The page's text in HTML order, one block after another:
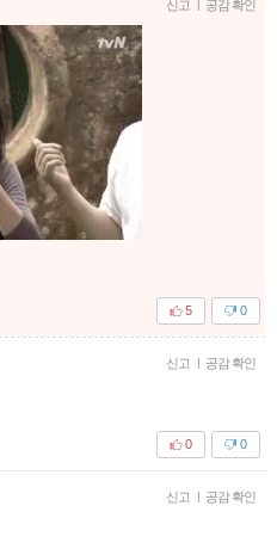
신고 공감 확인
0
5
신고 | 공감 확인
0
0
신고 | 공감 확인